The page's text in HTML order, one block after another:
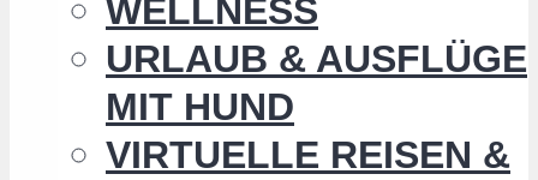
WELLNESS
URLAUB & AUSFLÜGE
MIT HUND
VIRTUELLE REISEN &